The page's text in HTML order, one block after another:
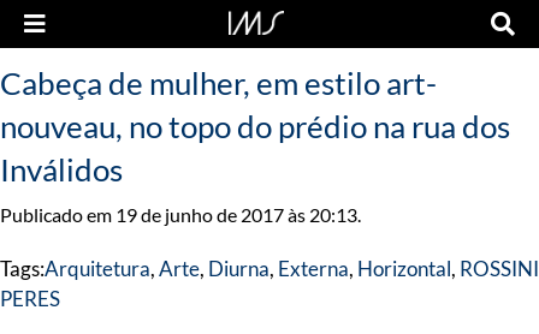
Cabeça de mulher, em estilo art-
nouveau, no topo do prédio na rua dos
Inválidos
Publicado em 19 de junho de 2017 às 20:13.
Tags:Arquitetura,Arte, Diurna, Externa, Horizontal, ROSSINI
PERES